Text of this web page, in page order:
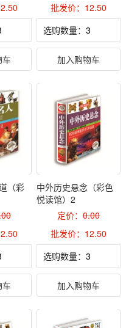
车
批发价：12.50
选购数量：
加入购物车
（彩
车
中外历史悬念（彩色
悦读馆）2
定价：0.00
批发价：12.50
选购数量：
加入购物车